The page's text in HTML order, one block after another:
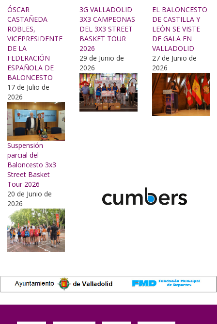
ÓSCAR
CASTAÑEDA
ROBLES,
VICEPRESIDENTE
DE LA
FEDERACIÓN
ESPAÑOLA DE
BALONCESTO
17 de Julio de
2026
3G VALLADOLID
3X3 CAMPEONAS
DEL 3X3 STREET
BASKET TOUR
2026
29 de Junio de
2026
EL BALONCESTO
DE CASTILLA Y
LEÓN SE VISTE
DE GALA EN
VALLADOLID
27 de Junio de
2026
Suspensión
parcial del
Baloncesto 3x3
Street Basket
Tour 2026
20 de Junio de
2026